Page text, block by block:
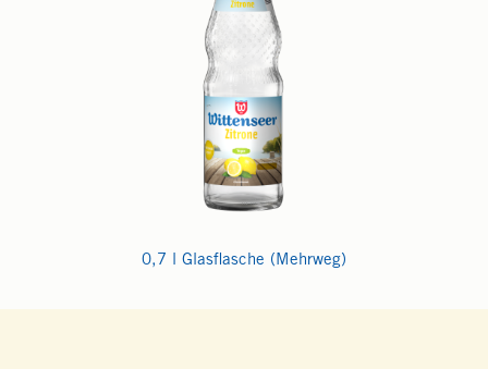
0,7 l Glasflasche (Mehrweg)